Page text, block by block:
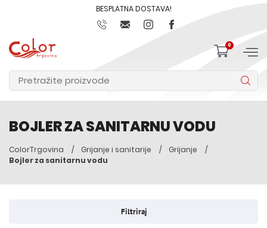
BESPLATNA DOSTAVA!
0
BOJLER ZA SANITARNU VODU
ColorTrgovina Grijanje i sanitarije
Grijanje
Bojler za sanitarnu vodu
Filtriraj